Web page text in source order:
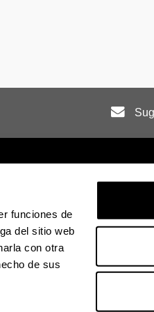
funciones de
del sitio web
con otra
de sus
legal Mapa
en Facebook
La EHU en Linkedin
La EHU enLa